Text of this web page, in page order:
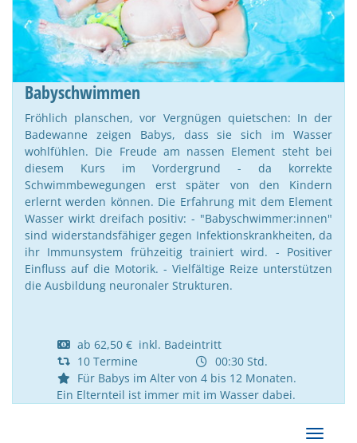
Babyschwimmen
Fröhlich planschen, vor Vergnügen quietschen: In der
Badewanne zeigen Babys, dass sie sich im Wasser
wohlfühlen. Die Freude am nassen Element steht bei
diesem Kurs im Vordergrund - da korrekte
Schwimmbewegungen erst später von den Kindern
erlernt werden können. Die Erfahrung mit dem Element
Wasser wirkt dreifach positiv: - "Babyschwimmer:innen"
sind widerstandsfähiger gegen Infektionskrankheiten, da
ihr Immunsystem frühzeitig trainiert wird. - Positiver
Einfluss auf die Motorik. - Vielfältige Reize unterstützen
die Ausbildung neuronaler Strukturen.
ab 62,50 € inkl. Badeintritt
10 Termine
00:30 Std.
Für Babys im Alter von 4 bis 12 Monaten.
Ein Elternteil ist immer mit im Wasser dabei.